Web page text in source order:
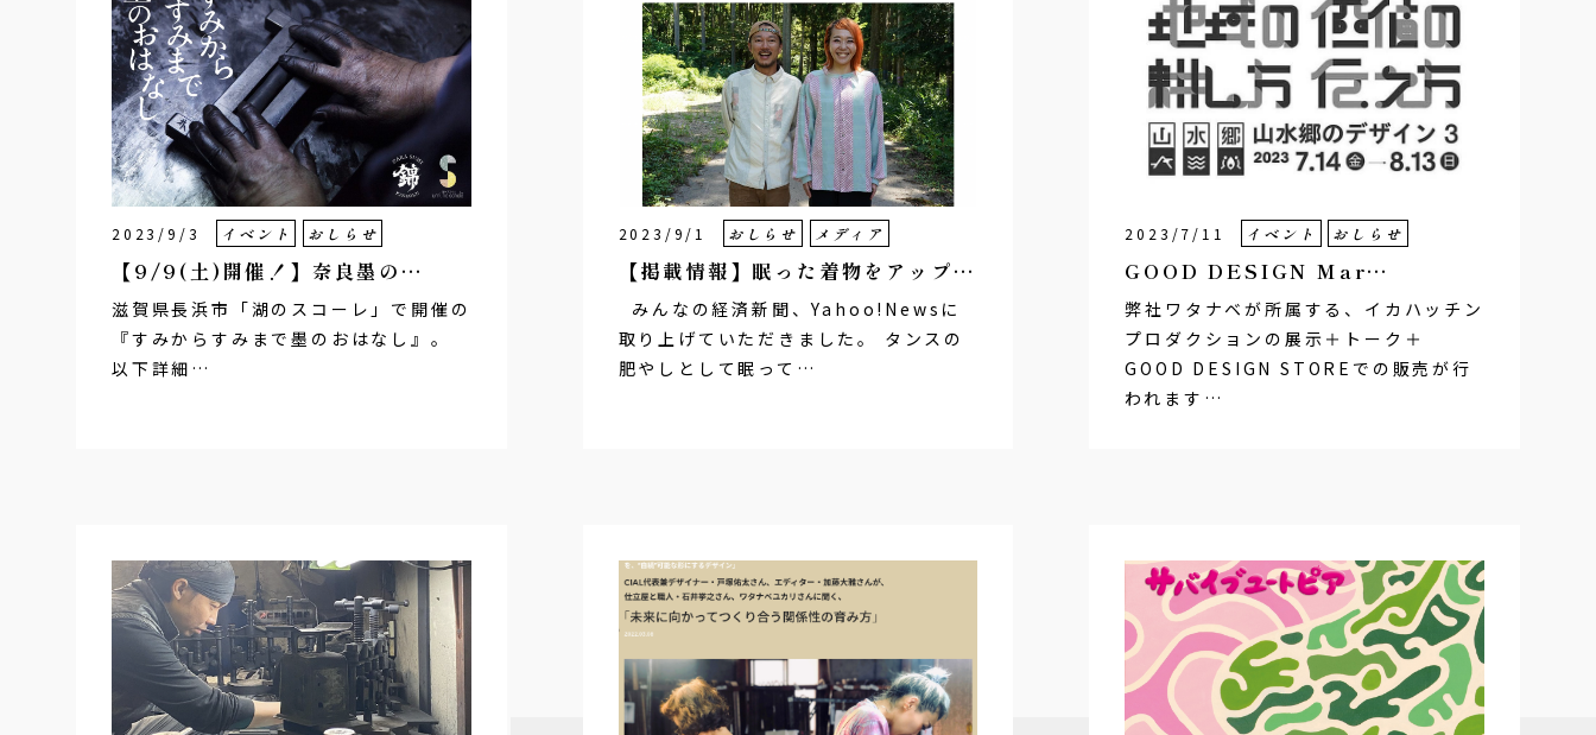
2023/9/3 イベント おしらせ
【9/9(土)開催！】奈良墨の…
滋賀県長浜市「湖のスコーレ」で開催の
『すみからすみまで墨のおはなし』。
以下詳細…
2023/9/1 おしらせ メディア
【掲載情報】眠った着物をアップ…
みんなの経済新聞、Yahoo!Newsに
取り上げていただきました。 タンスの
肥やしとして眠って…
2023/7/11 イベント おしらせ
GOOD DESIGN Mar…
弊社ワタナベが所属する、イカハッチン
プロダクションの展示＋トーク＋
GOOD DESIGN STOREでの販売が行
われます…